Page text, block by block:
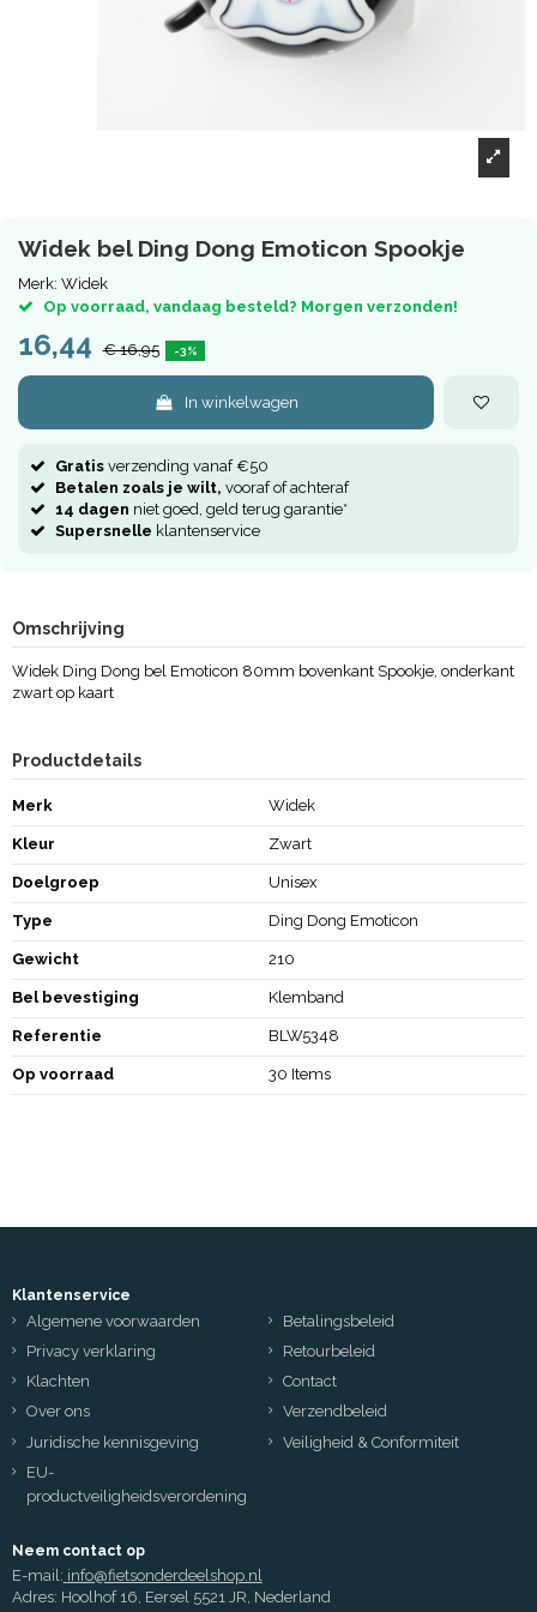
Widek bel Ding Dong Emoticon Spookje
Merk: Widek
Op voorraad, vandaag besteld? Morgen verzonden!
16,44 € 16,95 -3%
In winkelwagen
Gratis verzending vanaf €50
Betalen zoals je wilt, vooraf of achteraf
14 dagen niet goed, geld terug garantie*
Supersnelle klantenservice
Omschrijving
Widek Ding Dong bel Emoticon 80mm bovenkant Spookje, onderkant
zwart op kaart
Productdetails
Merk Widek
Kleur Zwart
Doelgroep Unisex
Type Ding Dong Emoticon
Gewicht 210
Bel bevestiging Klemband
Referentie BLW5348
Op voorraad 30 Items
Klantenservice
Algemene voorwaarden
Betalingsbeleid
Privacy verklaring
Retourbeleid
Klachten
Contact
Over ons
Verzendbeleid
Juridische kennisgeving
Veiligheid & Conformiteit
EU-
productveiligheidsverordening
Neem contact op
E-mail: info@fietsonderdeelshop.nl
Adres: Hoolhof 16, Eersel 5521 JR, Nederland